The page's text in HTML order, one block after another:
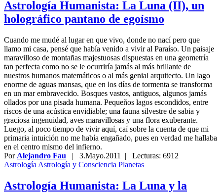
Astrología Humanista: La Luna (II), un
holográfico pantano de egoísmo
Cuando me mudé al lugar en que vivo, donde no nací pero que
llamo mi casa, pensé que había venido a vivir al Paraíso. Un paisaje
maravilloso de montañas majestuosas dispuestas en una geometría
tan perfecta como no se le ocurriría jamás al más brillante de
nuestros humanos matemáticos o al más genial arquitecto. Un lago
enorme de aguas mansas, que en los días de tormenta se transforma
en un mar embravecido. Bosques vastos, antiguos, algunos jamás
ollados por una pisada humana. Pequeños lagos escondidos, entre
riscos de una acústica envidiable; una fauna silvestre de sabia y
graciosa ingenuidad, aves maravillosas y una flora exuberante.
Luego, al poco tiempo de vivir aquí, caí sobre la cuenta de que mi
primaria intuición no me había engañado, pues en verdad me hallaba
en el centro mismo del infierno.
Por Alejandro Fau | 3.Mayo.2011
| Lecturas: 6912
Astrología Astrología y Consciencia Planetas
Astrología Humanista: La Luna y la